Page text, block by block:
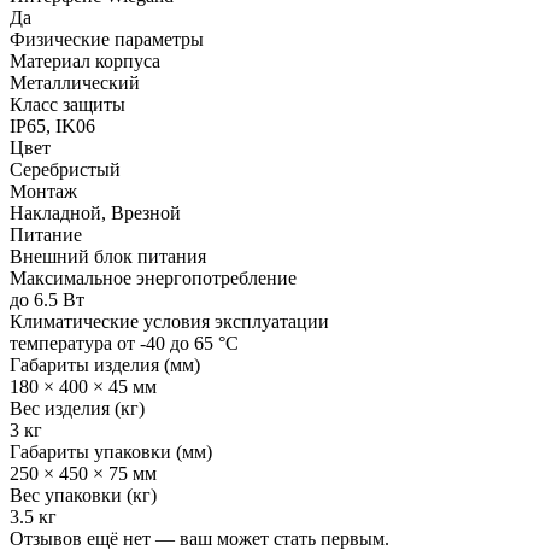
Да
Физические параметры
Материал корпуса
Металлический
Класс защиты
IP65, IK06
Цвет
Серебристый
Монтаж
Накладной, Врезной
Питание
Внешний блок питания
Максимальное энергопотребление
до 6.5 Вт
Климатические условия эксплуатации
температура от -40 до 65 °C
Габариты изделия (мм)
180 × 400 × 45 мм
Вес изделия (кг)
3 кг
Габариты упаковки (мм)
250 × 450 × 75 мм
Вес упаковки (кг)
3.5 кг
Отзывов ещё нет — ваш может стать первым.